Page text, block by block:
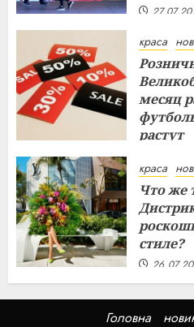
краса
месяц
растут
краса
Что же
стиле?
Головна